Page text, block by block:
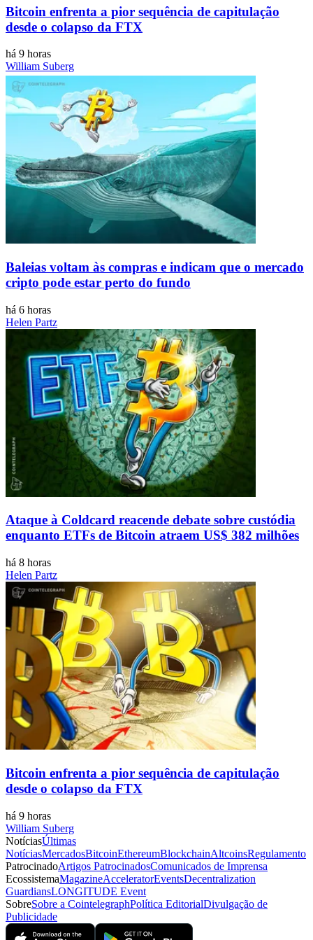
Bitcoin enfrenta a pior sequência de capitulação
desde o colapso da FTX
há 9 horas
William Suberg
Baleias voltam às compras e indicam que o mercado
cripto pode estar perto do fundo
há 6 horas
Helen Partz
Ataque à Coldcard reacende debate sobre custódia
enquanto ETFs de Bitcoin atraem US$ 382 milhões
há 8 horas
Helen Partz
Bitcoin enfrenta a pior sequência de capitulação
desde o colapso da FTX
há 9 horas
William Suberg
NotíciasÚltimas
NotíciasMercadosBitcoinEthereumBlockchainAltcoinsRegulamento
PatrocinadoArtigos PatrocinadosComunicados de Imprensa
EcossistemaMagazineAcceleratorEventsDecentralization
GuardiansLONGITUDE Event
SobreSobre a CointelegraphPolítica EditorialDivulgação de
Publicidade